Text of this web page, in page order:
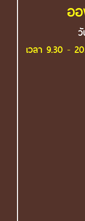
อ
เวลา 9.30 -